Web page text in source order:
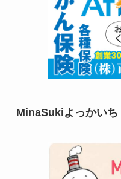
MinaSukiよっかいち